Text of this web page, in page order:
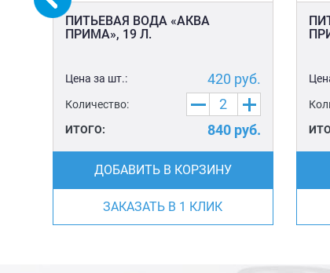
ПИТЬЕВАЯ ВОДА «АКВА
ПРИМА», 19 Л.
Цена за шт.: 420 руб.
Количество:
ИТОГО: 840руб.
ДОБАВИТЬ В КОРЗИНУ
ЗАКАЗАТЬ В 1 КЛИК